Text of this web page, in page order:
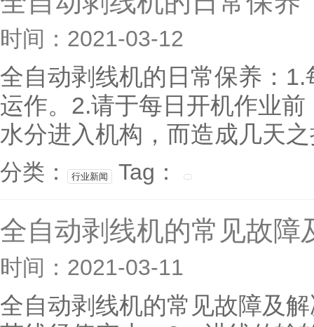
时间：2021-03-12
全自动剥线机的日常保养：
运作。2.请于每日开机作业
水分进入机构，而造成几天
分类： 行业新闻 Tag：
全自动剥线机的常见故障
时间：2021-03-11
全自动剥线机的常见故障及